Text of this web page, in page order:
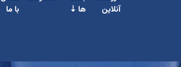
آنلاین
ها ⇣
با ما